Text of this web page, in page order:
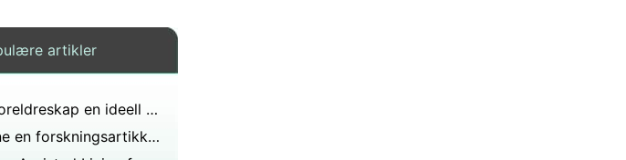
artikler
Er planlagt foreldreskap en ideell organisasjon?
Hvordan finne en forskningsartikkel om morskap